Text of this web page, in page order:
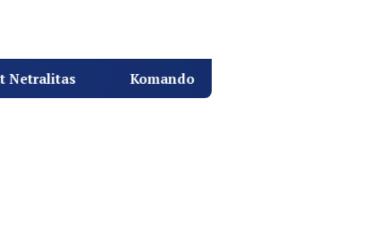
Komando Angkatan Laut I Beri Warna Baru